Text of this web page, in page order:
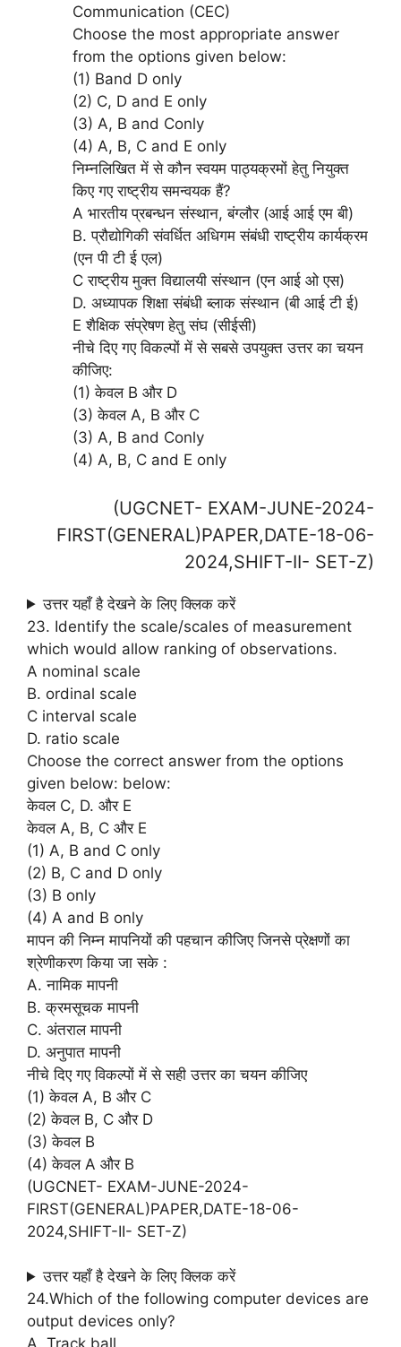
Communication (CEC)
Choose the most appropriate answer
from the options given below:
(1) Band D only
(2) C, D and E only
(3) A, B and Conly
(4) A, B, C and E only
निम्नलिखित में से कौन स्वयम पाठ्यक्रमों हेतु नियुक्त
किए गए राष्ट्रीय समन्वयक हैं?
A भारतीय प्रबन्धन संस्थान, बंग्लौर (आई आई एम बी)
B. प्रौद्योगिकी संवर्धित अधिगम संबंधी राष्ट्रीय कार्यक्रम
(एन पी टी ई एल)
C राष्ट्रीय मुक्त विद्यालयी संस्थान (एन आई ओ एस)
D. अध्यापक शिक्षा संबंधी ब्लाक संस्थान (बी आई टी ई)
E शैक्षिक संप्रेषण हेतु संघ (सीईसी)
नीचे दिए गए विकल्पों में से सबसे उपयुक्त उत्तर का चयन
कीजिए:
(1) केवल B और D
(3) केवल A, B और C
(3) A, B and Conly
(4) A, B, C and E only
(UGCNET- EXAM-JUNE-2024-
FIRST(GENERAL)PAPER,DATE-18-06-
2024,SHIFT-II- SET-Z)
उत्तर यहाँ है देखने के लिए क्लिक करें
23. Identify the scale/scales of measurement
which would allow ranking of observations.
A nominal scale
B. ordinal scale
C interval scale
D. ratio scale
Choose the correct answer from the options
given below: below:
केवल C, D. और E
केवल A, B, C और E
(1) A, B and C only
(2) B, C and D only
(3) B only
(4) A and B only
मापन की निम्न मापनियों की पहचान कीजिए जिनसे प्रेक्षणों का
श्रेणीकरण किया जा सके :
A. नामिक मापनी
B. क्रमसूचक मापनी
C. अंतराल मापनी
D. अनुपात मापनी
नीचे दिए गए विकल्पों में से सही उत्तर का चयन कीजिए
(1) केवल A, B और C
(2) केवल B, C और D
(3) केवल B
(4) केवल A और B
(UGCNET- EXAM-JUNE-2024-
FIRST(GENERAL)PAPER,DATE-18-06-
2024,SHIFT-II- SET-Z)
उत्तर यहाँ है देखने के लिए क्लिक करें
24.Which of the following computer devices are
output devices only?